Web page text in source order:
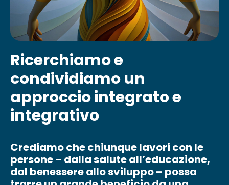
Ricerchiamo e
condividiamo un
approccio integrato e
integrativo
Crediamo che chiunque lavori con le
persone – dalla salute all’educazione,
dal benessere allo sviluppo – possa